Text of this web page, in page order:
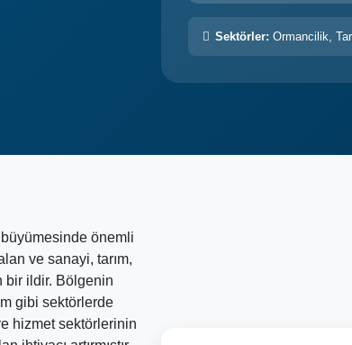
Sektörler: Ormancilik,
önemli
ve sanayi, tarım,
bir ildir. Bölgenin
gibi sektörlerde
hizmet sektörlerinin